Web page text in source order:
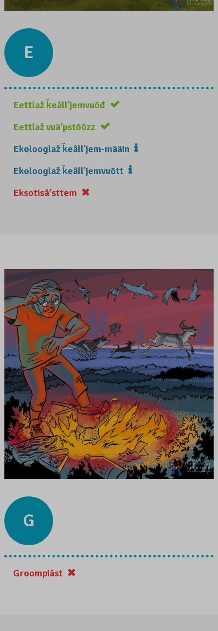
E
Eettlaž ǩeâllʼjemvuõđ
Eettlaž vuäʹpstõõzz
Ekolooglaž ǩeâllʼjem-määin
Ekolooglaž ǩeâllʼjemvuõtt
Eksotisâʹsttem
G
Groompiâst